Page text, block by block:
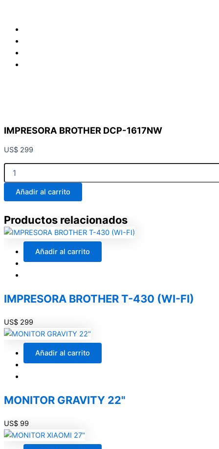
IMPRESORA BROTHER DCP-1617NW
US$ 299
IMPRESORA
BROTHER
DCP-
1617NW
Añadir al carrito
Productos relacionados
Añadir al carrito
IMPRESORA BROTHER T-430 (WI-FI)
US$ 299
Añadir al carrito
MONITOR GRAVITY 22"
US$ 99